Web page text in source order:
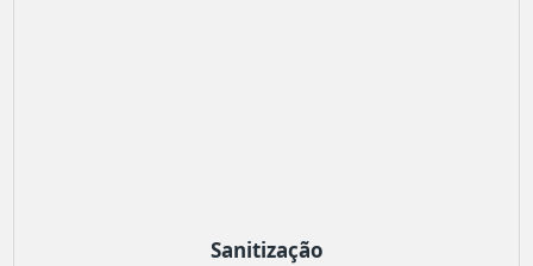
Sanitização